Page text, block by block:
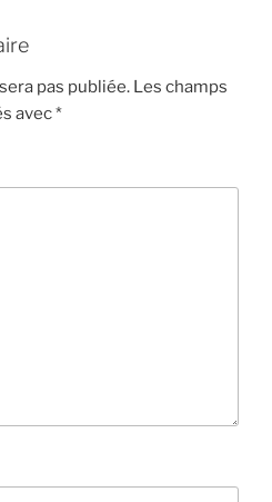
pas publiée. Les champs
avec*